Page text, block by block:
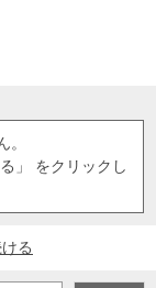
」 をクリックし
る